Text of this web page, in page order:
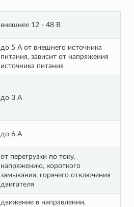
внешнее 12 - 48 В
до 5 А от внешнего источника
питания, зависит от напряжения
источника питания
до 3 А
до 6 А
от перегрузки по току,
напряжению, короткого
замыкания, горячего отключения
двигателя
движение в направлении,